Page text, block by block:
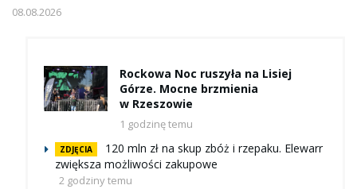
08.08.2026
Rockowa Noc ruszyła na Lisiej
Górze. Mocne brzmienia
w Rzeszowie
1 godzinę temu
ZDJĘCIA
120 mln zł na skup zbóż i rzepaku. Elewarr
zwiększa możliwości zakupowe
2 godziny temu